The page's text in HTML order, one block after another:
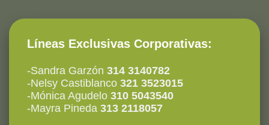
Líneas Exclusivas Corporativas:
-Sandra Garzón 314 3140782
-Nelsy Castiblanco 321 3523015
-Mónica Agudelo 310 5043540
-Mayra Pineda 313 2118057